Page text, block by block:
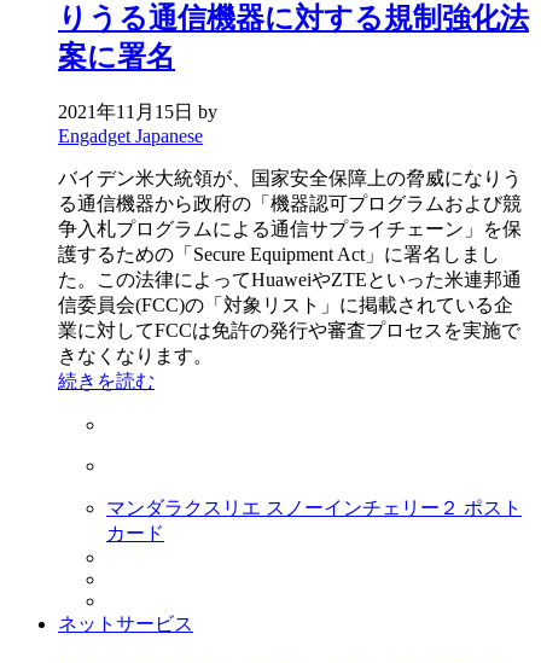
りうる通信機器に対する規制強化法
案に署名
2021年11月15日 by
Engadget Japanese
バイデン米大統領が、国家安全保障上の脅威になりう
る通信機器から政府の「機器認可プログラムおよび競
争入札プログラムによる通信サプライチェーン」を保
護するための「Secure Equipment Act」に署名しまし
た。この法律によってHuaweiやZTEといった米連邦通
信委員会(FCC)の「対象リスト」に掲載されている企
業に対してFCCは免許の発行や審査プロセスを実施で
きなくなります。
続きを読む
マンダラクスリエ スノーインチェリー２ ポスト
カード
ネットサービス